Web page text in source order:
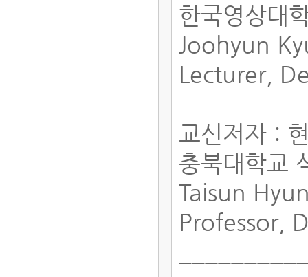
한국영상대
Joohyun
Lecturer,
교신저자 :
충북대학교
Taisun
Professor,